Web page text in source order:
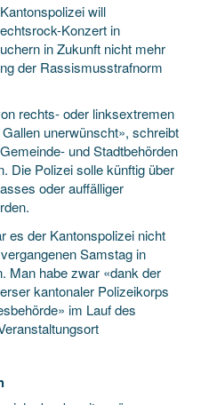
will
Konzert in
in Zukunft nicht mehr
der Rassismusstrafnorm
rechts- oder linksextremen
unerwünscht», schreibt
und Stadtbehörden
Die Polizei solle künftig über
oder auffälliger
es der Kantonspolizei nicht
Samstag in
Man habe zwar «dank der
kantonaler Polizeikorps
im Lauf des